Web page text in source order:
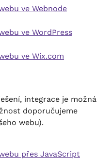
ve Webnode
ve WordPress
ve Wix.com
integrace je možná
doporučujeme
webu).
přes JavaScript